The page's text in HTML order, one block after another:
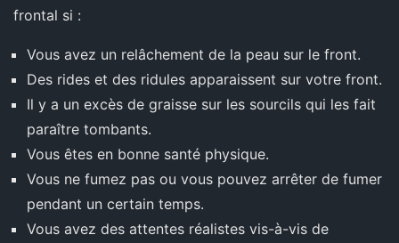
frontal si :
Vous avez un relâchement de la peau sur le front.
Des rides et des ridules apparaissent sur votre front.
Il y a un excès de graisse sur les sourcils qui les fait
paraître tombants.
Vous êtes en bonne santé physique.
Vous ne fumez pas ou vous pouvez arrêter de fumer
pendant un certain temps.
Vous avez des attentes réalistes vis-à-vis de